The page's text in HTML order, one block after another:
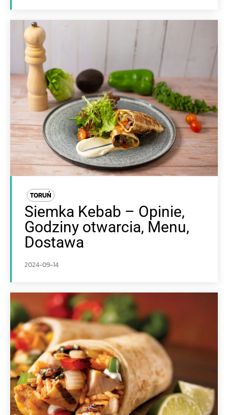
TORUŃ
Siemka Kebab – Opinie,
Godziny otwarcia, Menu,
Dostawa
2024-09-14